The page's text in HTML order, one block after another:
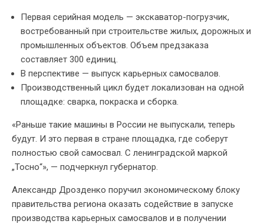
Первая серийная модель — экскаватор-погрузчик,
востребованный при строительстве жилых, дорожных и
промышленных объектов. Объем предзаказа
составляет 300 единиц.
В перспективе — выпуск карьерных самосвалов.
Производственный цикл будет локализован на одной
площадке: сварка, покраска и сборка.
«Раньше такие машины в России не выпускали, теперь
будут. И это первая в стране площадка, где соберут
полностью свой самосвал. С ленинградской маркой
„Тосно“», — подчеркнул губернатор.
Александр Дрозденко поручил экономическому блоку
правительства региона оказать содействие в запуске
производства карьерных самосвалов и в получении